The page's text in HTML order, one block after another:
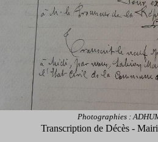
Photographies :
Transcription de Décès -